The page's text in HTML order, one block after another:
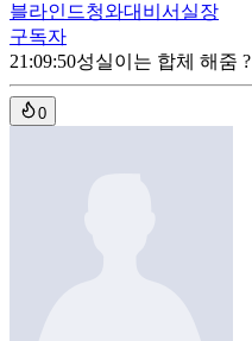
블라인드청와대비서실장
구독자
21:09:50성실이는 합체 해줌 ?
0